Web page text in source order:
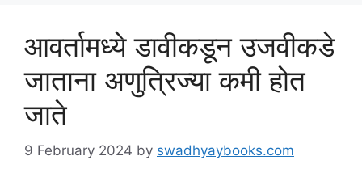
आवर्तामध्ये डावीकडून उजवीकडे
जाताना अणुत्रिज्या कमी होत
जाते
9 February 2024 by swadhyaybooks.com